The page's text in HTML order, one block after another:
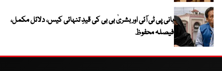
بانی پی ٹی آئی اور بشریٰ بی بی کی قیدِ تنہائی کیس، دلائل مکمل،
فیصلہ محفوظ